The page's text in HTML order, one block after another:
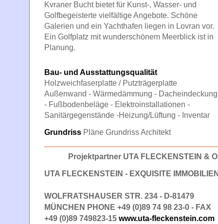
Kvraner Bucht bietet für Kunst-, Wasser- und
Golfbegeisterte vielfältige Angebote. Schöne
Galerien und ein Yachthafen liegen in Lovran vor.
Ein Golfplatz mit wunderschönem Meerblick ist in
Planung.
Bau- und Ausstattungsqualität
Holzweichfaserplatte / Putzträgerplatte
Außenwand - Wärmedämmung - Dacheindeckung
- Fußbodenbeläge - Elektroinstallationen -
Sanitärgegenstände -Heizung/Lüftung - Inventar
Grundriss Pläne Grundriss Architekt
Projektpartner UTA FLECKENSTEIN &
UTA FLECKENSTEIN - EXQUISITE
WOLFRATSHAUSER STR. 234 - D-81479
MÜNCHEN PHONE +49 (0)89 74 98 23-0 - FAX
+49 (0)89 749823-15 www.uta-fleckenstein.com